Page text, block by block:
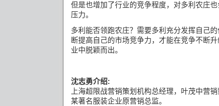
但是也增加了行业的竞争程度，对多利农庄
压力。
多利能否领跑农庄？需要多利充分发挥自己
断提高自己的市场竞争力，才能在竞争不断
业中脱颖而出。
沈志勇介绍:
上海超限战营销策划机构总经理，叶茂中营
某著名服装企业原营销总监。